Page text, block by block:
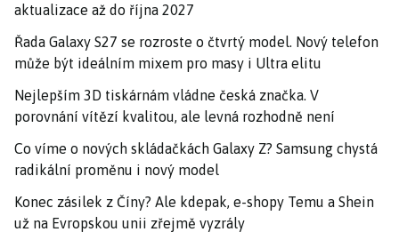
aktualizace až do října 2027
Řada Galaxy S27 se rozroste o čtvrtý model. Nový telefon
může být ideálním mixem pro masy i Ultra elitu
Nejlepším 3D tiskárnám vládne česká značka. V
porovnání vítězí kvalitou, ale levná rozhodně není
Co víme o nových skládačkách Galaxy Z? Samsung chystá
radikální proměnu i nový model
Konec zásilek z Číny? Ale kdepak, e-shopy Temu a Shein
už na Evropskou unii zřejmě vyzrály